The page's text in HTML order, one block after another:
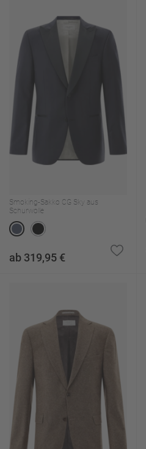
Smoking-Sakko CG Sky aus
Schurwolle
ab 319,95 €